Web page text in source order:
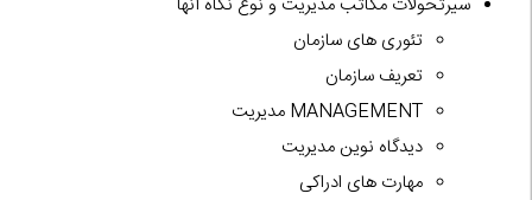
تئوری های سازمان
تعریف سازمان
MANAGEMENT مدیریت
دیدگاه نوین مدیریت
مهارت های ادراکی